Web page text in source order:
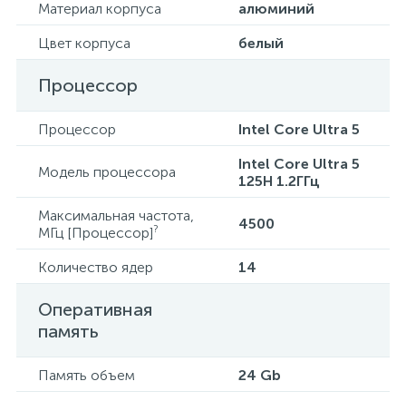
Материал корпуса
алюминий
Цвет корпуса
белый
Процессор
Процессор Intel Core Ultra 5
Модель процессора
Intel Core Ultra 5
125H 1.2ГГц
Максимальная частота,
МГц [Процессор]? 4500
Количество ядер 14
Оперативная
память
Память объем 24 Gb